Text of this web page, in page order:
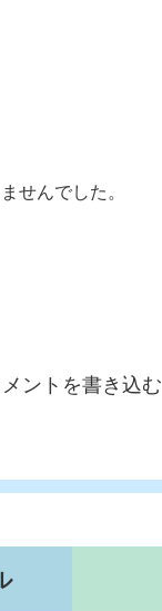
せんでした。
メントを書き込む